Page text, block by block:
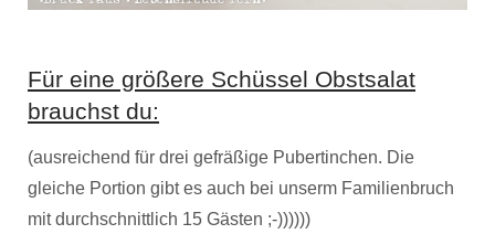
Für eine größere Schüssel Obstsalat
brauchst du:
(ausreichend für drei gefräßige Pubertinchen. Die
gleiche Portion gibt es auch bei unserm Familienbruch
mit durchschnittlich 15 Gästen ;-))))))